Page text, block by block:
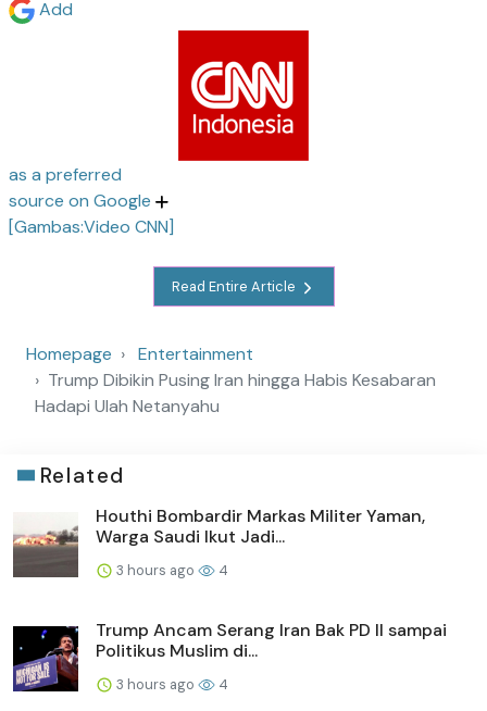
Add
as a preferred
source on Google
[Gambas:Video CNN]
Read Entire Article
Homepage
Entertainment
Trump Dibikin Pusing Iran hingga Habis Kesabaran
Hadapi Ulah Netanyahu
Related
Houthi Bombardir Markas Militer Yaman,
Warga Saudi Ikut Jadi...
3 hours ago 4
Trump Ancam Serang Iran Bak PD II sampai
Politikus Muslim di...
3 hours ago 4